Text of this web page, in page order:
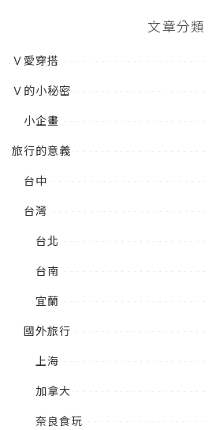
文章分類
Ｖ愛穿搭
Ｖ的小秘密
小企畫
旅行的意義
台中
台灣
台北
台南
宜蘭
國外旅行
上海
加拿大
奈良食玩